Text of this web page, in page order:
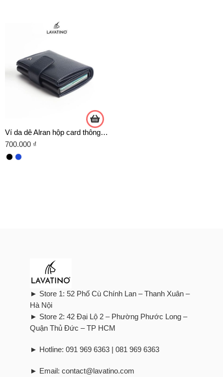
Ví da dê Alran hộp card thông minh gập 3 nhỏ gọn, ngăn đẩy thẻ tiện lợi chính hãng Lavatino
700.000 ₫
► Store 1: 52 Phố Cù Chính Lan – Thanh Xuân –
Hà Nội
► Store 2: 42 Đại Lộ 2 – Phường Phước Long –
Quận Thủ Đức – TP HCM
► Hotline: 091 969 6363 | 081 969 6363
► Email: contact@lavatino.com